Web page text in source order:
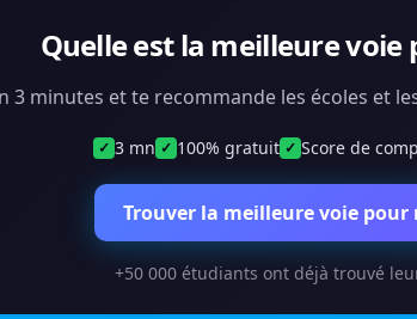
Quelle est la meilleure voie
3 minutes et te recommande les écoles et
✓ 3 mn ✓ 100% gratuit ✓ Score de
Trouver la meilleure voie pour
+50 000 étudiants ont déjà trouvé